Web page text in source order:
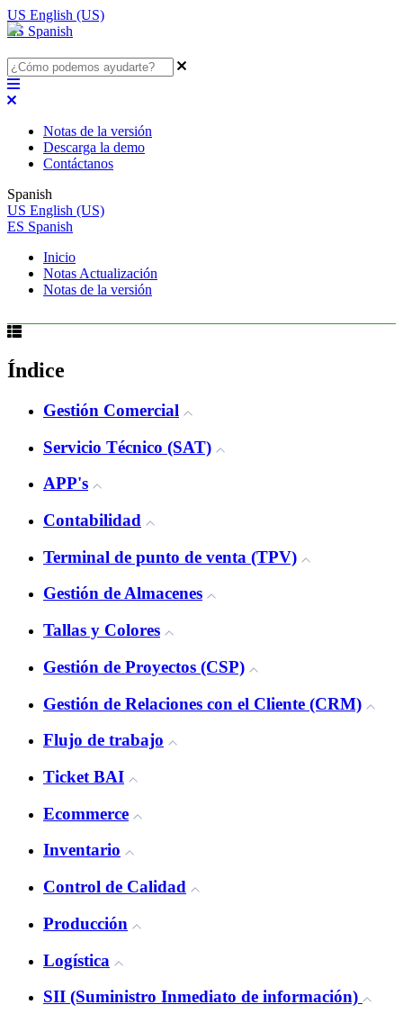
US English (US)
ES Spanish
Notas de la versión
Descarga la demo
Contáctanos
Spanish
US English (US)
ES Spanish
Inicio
Notas Actualización
Notas de la versión
Índice
Gestión Comercial
Servicio Técnico (SAT)
APP's
Contabilidad
Terminal de punto de venta (TPV)
Gestión de Almacenes
Tallas y Colores
Gestión de Proyectos (CSP)
Gestión de Relaciones con el Cliente (CRM)
Flujo de trabajo
Ticket BAI
Ecommerce
Inventario
Control de Calidad
Producción
Logística
SII (Suministro Inmediato de información)